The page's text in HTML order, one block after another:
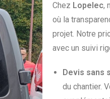
Chez Lopelec,
où la
projet. Notre
avec un suivi
Devis sans
du chantier.